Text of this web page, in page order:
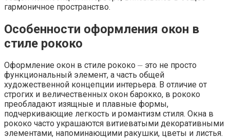
гармоничное пространство.
Особенности оформления окон в
стиле рококо
Оформление окон в стиле рококо ⏤ это не просто
функциональный элемент, а часть общей
художественной концепции интерьера. В отличие от
строгих и величественных окон барокко, в рококо
преобладают изящные и плавные формы,
подчеркивающие легкость и романтизм стиля. Окна в
рококо часто украшаются витиеватыми декоративными
элементами, напоминающими ракушки, цветы и листья.